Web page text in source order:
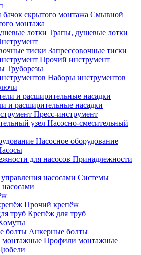
Смывной
монтажа
Трапы, душевые лотки
Запрессовочные тиски
Прочий инструмент
Труборезы
Наборы инструментов
и расширительные насадки
Пресс-инструмент
Насосно-смесительный
Насосное оборудование
Принадлежности
Системы
Прочий крепёж
Крепёж для труб
Анкерные болты
Профили монтажные